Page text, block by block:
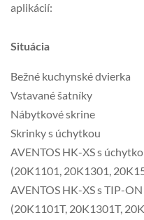
aplikácií:
Situácia
Bežné kuchynské dvierka
Vstavané šatníky
Nábytkové skrine
Skrinky s úchytkou
AVENTOS HK-XS s
(20K1101, 20K1301,
AVENTOS HK-XS s TIP-ON
(20K1101T, 20K1301T,